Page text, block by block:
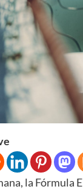
la